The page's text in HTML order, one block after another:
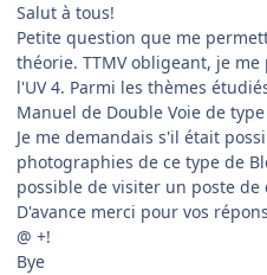
Salut à tous!
Petite question que me
théorie. TTMV obligeant, je
l'UV 4. Parmi les thèmes
Manuel de Double Voie de type
Je me demandais s'il était
photographies de ce type de
possible de visiter un poste de
D'avance merci pour vos
@ +!
Bye